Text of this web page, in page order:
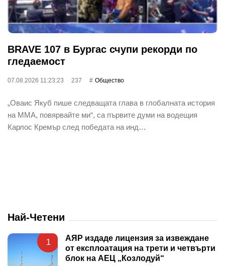
BRAVE 107 в Бургас счупи рекорди по
гледаемост
07.08.2026 11:23:23 237 Общество
„Оваис Якуб пише следващата глава в глобалната история
на ММА, повярвайте ми“, са първите думи на водещия
Карлос Кремър след победата на инд…
Най-Четени
1
АЯР издаде лицензия за извеждане
от експлоатация на трети и четвърти
блок на АЕЦ „Козлодуй“